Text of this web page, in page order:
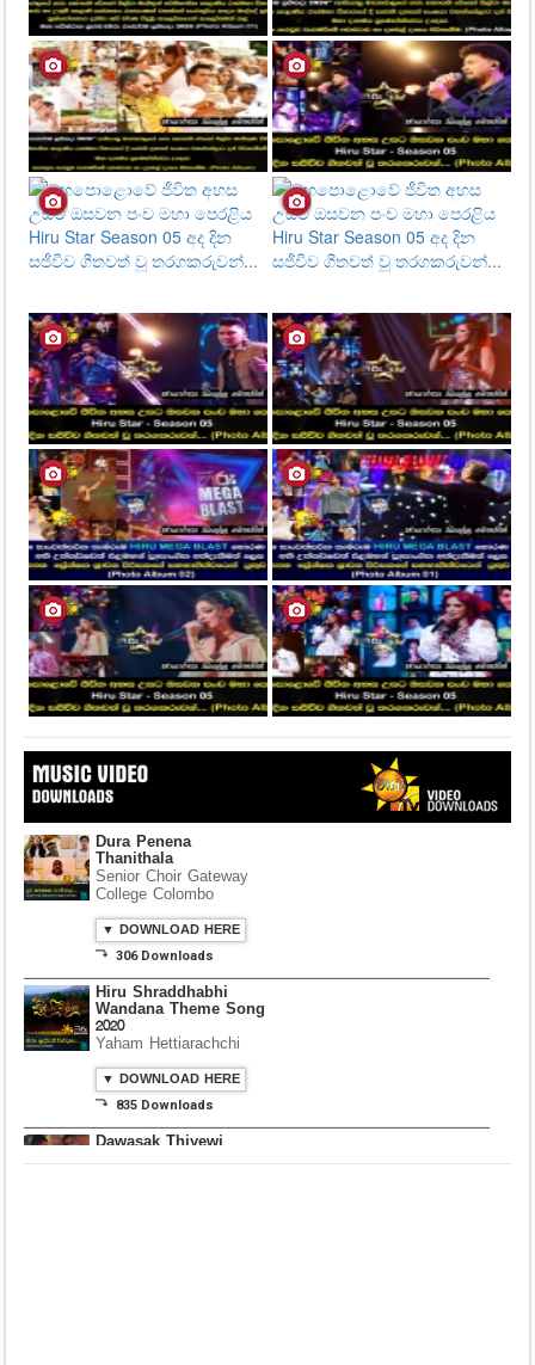
Dura Penena
Thanithala
Senior Choir Gateway
College Colombo
▼ DOWNLOAD HERE
⤵ 306 Downloads
Hiru Shraddhabhi
Wandana Theme Song
2020
Yaham Hettiarachchi
▼ DOWNLOAD HERE
⤵ 835 Downloads
Dawasak Thiyewi